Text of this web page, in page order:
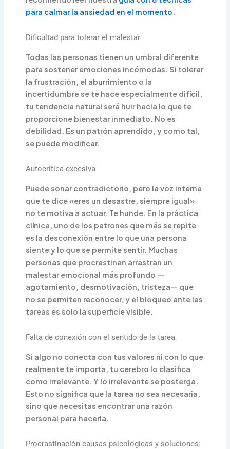
para calmar la ansiedad en el momento.
Dificultad para tolerar el malestar
Todas las personas tienen un umbral diferente
para sostener emociones incómodas. Si tolerar
la frustración, el aburrimiento o la
incertidumbre se te hace especialmente difícil,
tu tendencia natural será huir hacia lo que te
proporcione bienestar inmediato. No es
debilidad. Es un patrón aprendido, y como tal,
se puede modificar.
Autocrítica excesiva
Puede sonar contradictorio, pero la voz interna
que te dice «eres un desastre, siempre igual»
no te motiva a actuar. Te hunde. En la práctica
clínica, uno de los patrones que más se repite
es la desconexión entre lo que una persona
siente y lo que se permite sentir. Muchas
personas que procrastinan arrastran un
malestar emocional más profundo —
agotamiento, desmotivación, tristeza— que
no se permiten reconocer, y el bloqueo ante las
tareas es solo la superficie visible.
Falta de conexión con el sentido de la tarea
Si algo no conecta con tus valores ni con lo que
realmente te importa, tu cerebro lo clasifica
como irrelevante. Y lo irrelevante se posterga.
Esto no significa que la tarea no sea necesaria,
sino que necesitas encontrar una razón
personal para hacerla.
Procrastinación causas psicológicas y soluciones: